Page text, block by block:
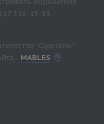
318-13-33.
"Giperlink"
- MABLES